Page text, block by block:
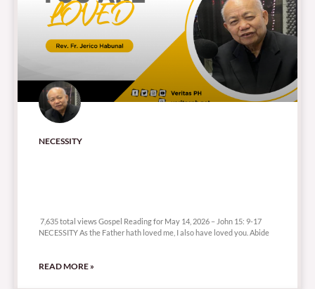
NECESSITY
7,635 total views Gospel Reading for May 14, 2026 – John 15: 9-17
NECESSITY As the Father hath loved me, I also have loved you. Abide
READ MORE »